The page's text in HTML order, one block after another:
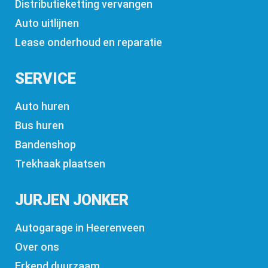
Distributieketting vervangen
Auto uitlijnen
Lease onderhoud en reparatie
SERVICE
Auto huren
Bus huren
Bandenshop
Trekhaak plaatsen
JURJEN JONKER
Autogarage in Heerenveen
Over ons